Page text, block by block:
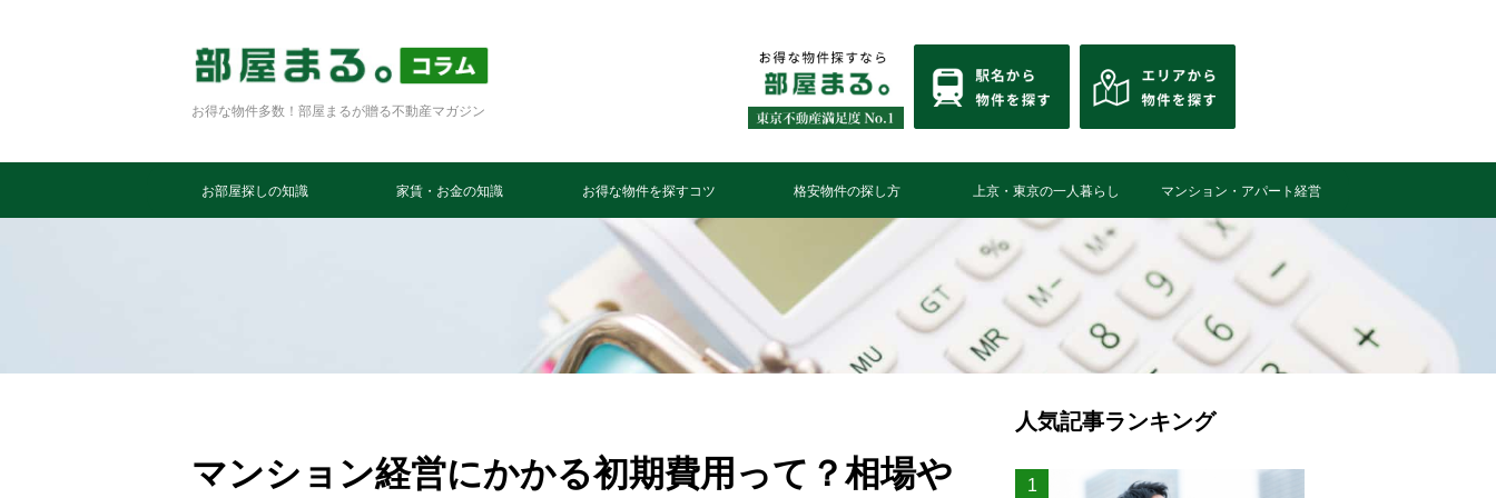
お得な物件多数！部屋まるが贈る不動産マガジン
お部屋探しの知識 家賃・お金の知識 お得な物件を探すコツ 格安物件の探し方 上京・東京の一人暮らし マンション・アパート経営
マンション経営にかかる初期費用って？相場や
人気記事ランキング